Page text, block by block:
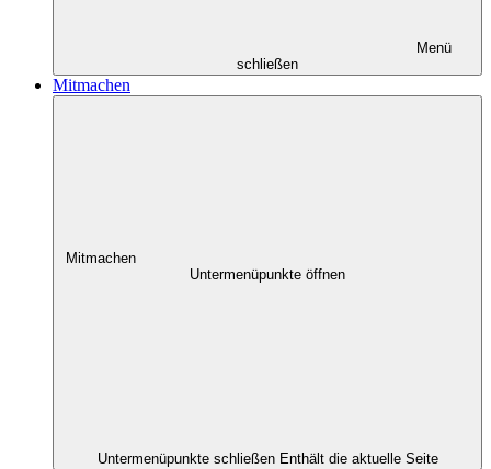
Menü
schließen
Mitmachen
Mitmachen
Untermenüpunkte öffnen
Untermenüpunkte schließen Enthält die aktuelle Seite